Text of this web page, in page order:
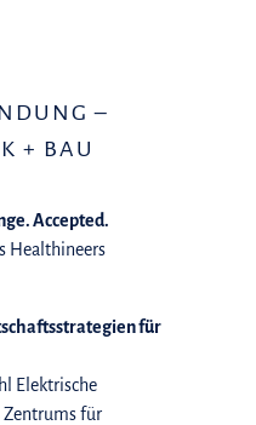
–
+ BAU
Accepted.
Healthineers
für
Elektrische
Zentrums für